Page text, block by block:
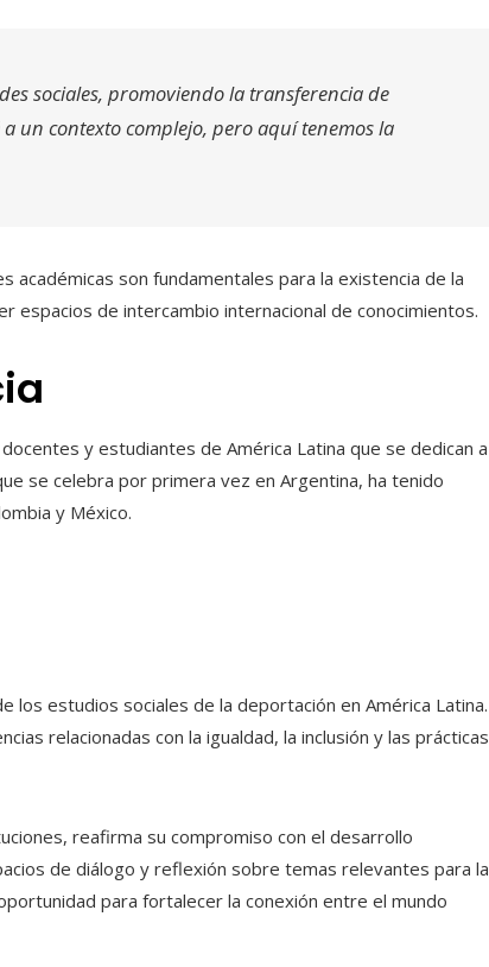
sociales, promoviendo la transferencia de
un contexto complejo, pero aquí tenemos la
académicas son fundamentales para la existencia de la
espacios de intercambio internacional de conocimientos.
y estudiantes de América Latina que se dedican a
se celebra por primera vez en Argentina, ha tenido
y México.
estudios sociales de la deportación en América Latina.
relacionadas con la igualdad, la inclusión y las prácticas
reafirma su compromiso con el desarrollo
de diálogo y reflexión sobre temas relevantes para la
para fortalecer la conexión entre el mundo